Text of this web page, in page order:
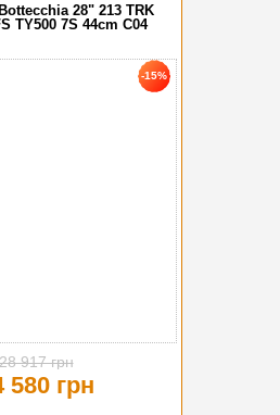
28" 213 TRK
TY500 7S 44cm C04
-15%
917 грн
580 грн